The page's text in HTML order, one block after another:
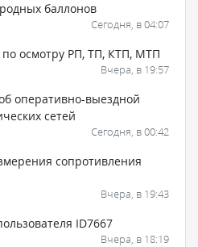
баллонов
Сегодня, в 04:07
по осмотру РП, ТП, КТП, МТП
Вчера, в 19:57
оперативно-выездной
сетей
Сегодня, в 00:42
сопротивления
Вчера, в 19:43
ID7667
Вчера, в 18:19